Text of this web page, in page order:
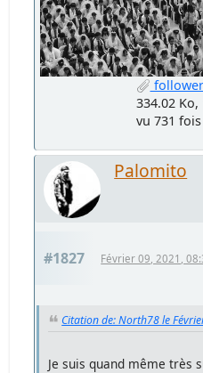
334.02 Ko,
vu 731 fois
Palomito
#1827 Février 09, 2021,
Citation de: North78 le
Je suis quand même très